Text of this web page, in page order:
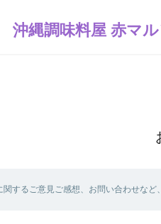
沖縄調味料屋 赤マ
関するご意見ご感想、お問い合わせなど